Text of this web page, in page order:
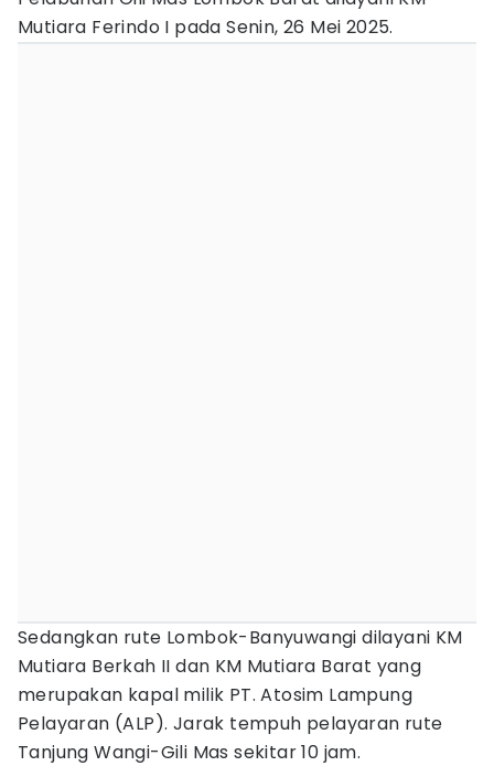
Mutiara Ferindo I pada Senin, 26 Mei 2025.
Sedangkan rute Lombok-Banyuwangi dilayani KM
Mutiara Berkah II dan KM Mutiara Barat yang
merupakan kapal milik PT. Atosim Lampung
Pelayaran (ALP). Jarak tempuh pelayaran rute
Tanjung Wangi-Gili Mas sekitar 10 jam.